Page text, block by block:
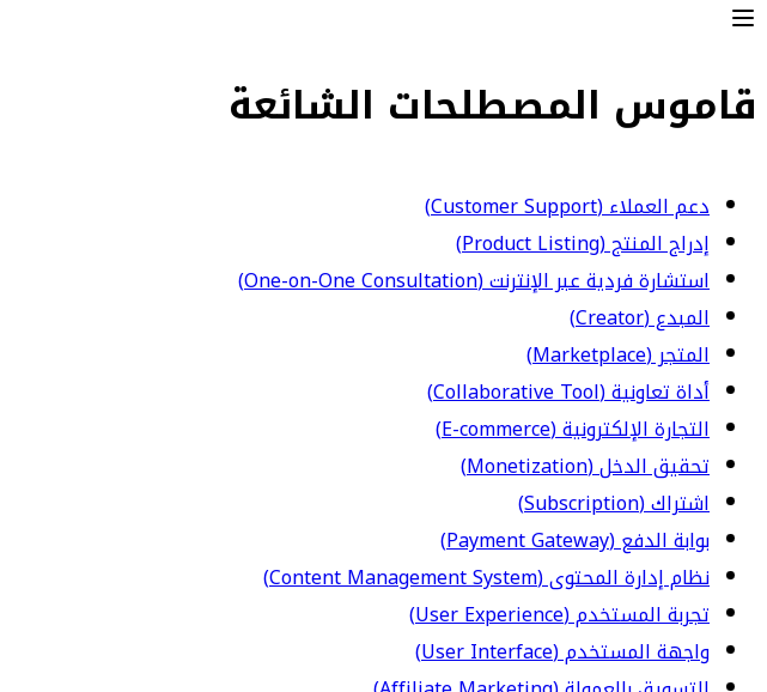
قاموس المصطلحات الشائعة
دعم العملاء (Customer Support)
إدراج المنتج (Product Listing)
استشارة فردية عبر الإنترنت (One-on-One Consultation)
المبدع (Creator)
المتجر (Marketplace)
أداة تعاونية (Collaborative Tool)
التجارة الإلكترونية (E-commerce)
تحقيق الدخل (Monetization)
اشتراك (Subscription)
بوابة الدفع (Payment Gateway)
نظام إدارة المحتوى (Content Management System)
تجربة المستخدم (User Experience)
واجهة المستخدم (User Interface)